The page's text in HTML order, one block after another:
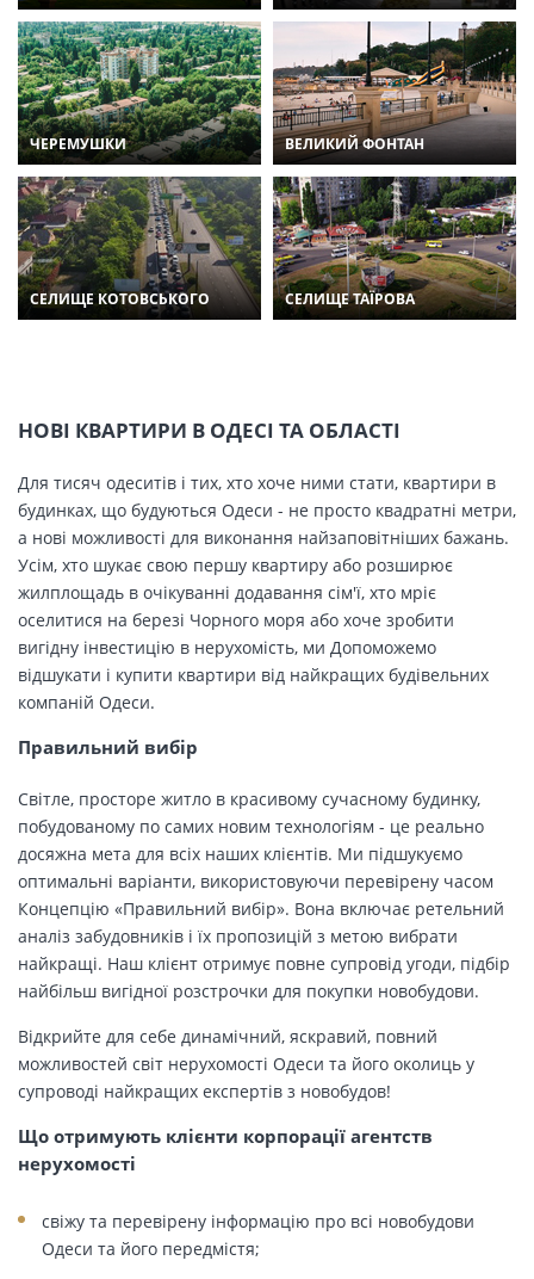
ЧЕРЕМУШКИ ВЕЛИКИЙ ФОНТАН
СЕЛИЩЕ КОТОВСЬКОГО СЕЛИЩЕ ТАЇРОВА
НОВІ КВАРТИРИ В ОДЕСІ ТА ОБЛАСТІ
Для тисяч одеситів і тих, хто хоче ними стати, квартири в
будинках, що будуються Одеси - не просто квадратні метри,
а нові можливості для виконання найзаповітніших бажань.
Усім, хто шукає свою першу квартиру або розширює
жилплощадь в очікуванні додавання сім'ї, хто мріє
оселитися на березі Чорного моря або хоче зробити
вигідну інвестицію в нерухомість, ми Допоможемо
відшукати і купити квартири від найкращих будівельних
компаній Одеси.
Правильний вибір
Світле, просторе житло в красивому сучасному будинку,
побудованому по самих новим технологіям - це реально
досяжна мета для всіх наших клієнтів. Ми підшукуємо
оптимальні варіанти, використовуючи перевірену часом
Концепцію «Правильний вибір». Вона включає ретельний
аналіз забудовників і їх пропозицій з метою вибрати
найкращі. Наш клієнт отримує повне супровід угоди, підбір
найбільш вигідної розстрочки для покупки новобудови.
Відкрийте для себе динамічний, яскравий, повний
можливостей світ нерухомості Одеси та його околиць у
супроводі найкращих експертів з новобудов!
Що отримують клієнти корпорації агентств
нерухомості
свіжу та перевірену інформацію про всі новобудови
Одеси та його передмістя;